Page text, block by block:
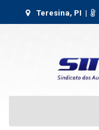
Teresina, PI |